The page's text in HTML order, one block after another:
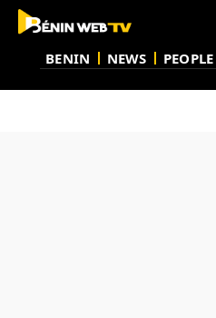
BENIN NEWS PEOPLE